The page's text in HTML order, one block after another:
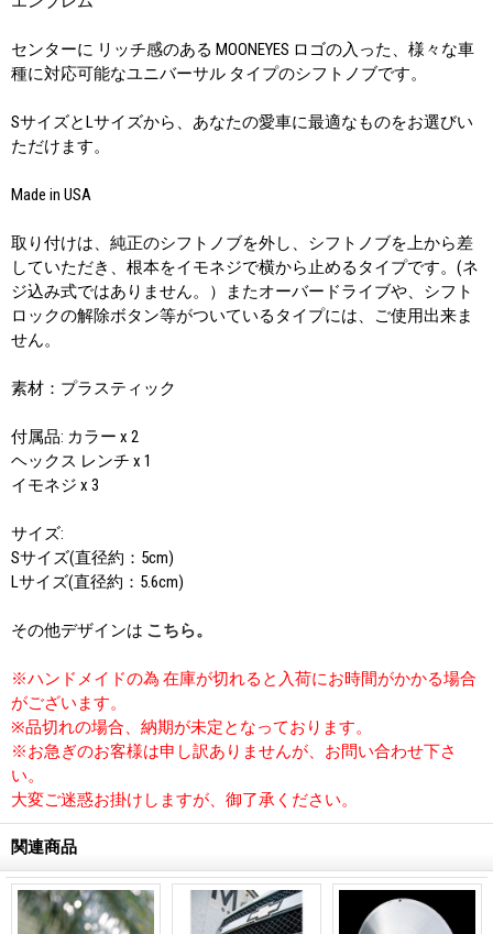
センターに リッチ感のある MOONEYES ロゴの入った、様々な車
種に対応可能なユニバーサル タイプのシフトノブです。
SサイズとLサイズから、あなたの愛車に最適なものをお選びい
ただけます。
Made in USA
取り付けは、純正のシフトノブを外し、シフトノブを上から差
していただき、根本をイモネジで横から止めるタイプです。(ネ
ジ込み式ではありません。）またオーバードライブや、シフト
ロックの解除ボタン等がついているタイプには、ご使用出来ま
せん。
素材：プラスティック
付属品: カラー x 2
ヘックス レンチ x 1
イモネジ x 3
サイズ:
Sサイズ(直径約：5cm)
Lサイズ(直径約：5.6cm)
その他デザインは こちら。
※ハンドメイドの為 在庫が切れると入荷にお時間がかかる場合
がございます。
※品切れの場合、納期が未定となっております。
※お急ぎのお客様は申し訳ありませんが、お問い合わせ下さ
い。
大変ご迷惑お掛けしますが、御了承ください。
関連商品